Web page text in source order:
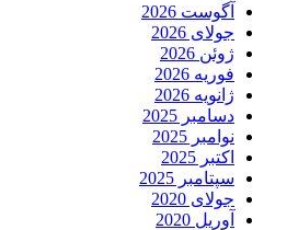
آگوست 2026
جولای 2026
ژوئن 2026
فوریه 2026
ژانویه 2026
دسامبر 2025
نوامبر 2025
اکتبر 2025
سپتامبر 2025
جولای 2020
آوریل 2020